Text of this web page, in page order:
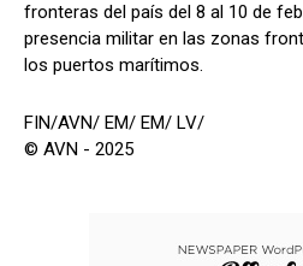
fronteras del país del 8 al 10 de
presencia militar en las zonas
los puertos marítimos.
FIN/AVN/ EM/ EM/ LV/
© AVN - 2025